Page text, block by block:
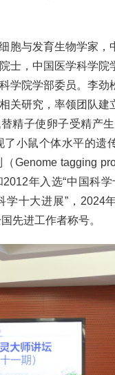
胞与发育生物学家，
士，中国医学科学院
学院学部委员。李劲
关研究，率领团队建
精子使卵子受精产
了小鼠个体水平的遗
Genome tagging
年入选“中国科
学十大进展”，2024
先进工作者称号。